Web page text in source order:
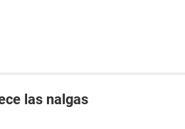
las nalgas